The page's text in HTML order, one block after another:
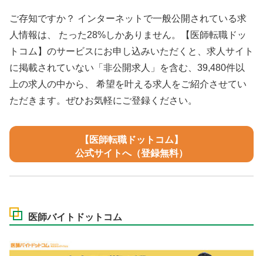
ご存知ですか？ インターネットで一般公開されている求
人情報は、 たった28%しかありません。【医師転職ドッ
トコム】のサービスにお申し込みいただくと、求人サイト
に掲載されていない「非公開求人」を含む、39,480件以
上の求人の中から、 希望を叶える求人をご紹介させてい
ただきます。ぜひお気軽にご登録ください。
【医師転職ドットコム】
公式サイトへ（登録無料）
医師バイトドットコム